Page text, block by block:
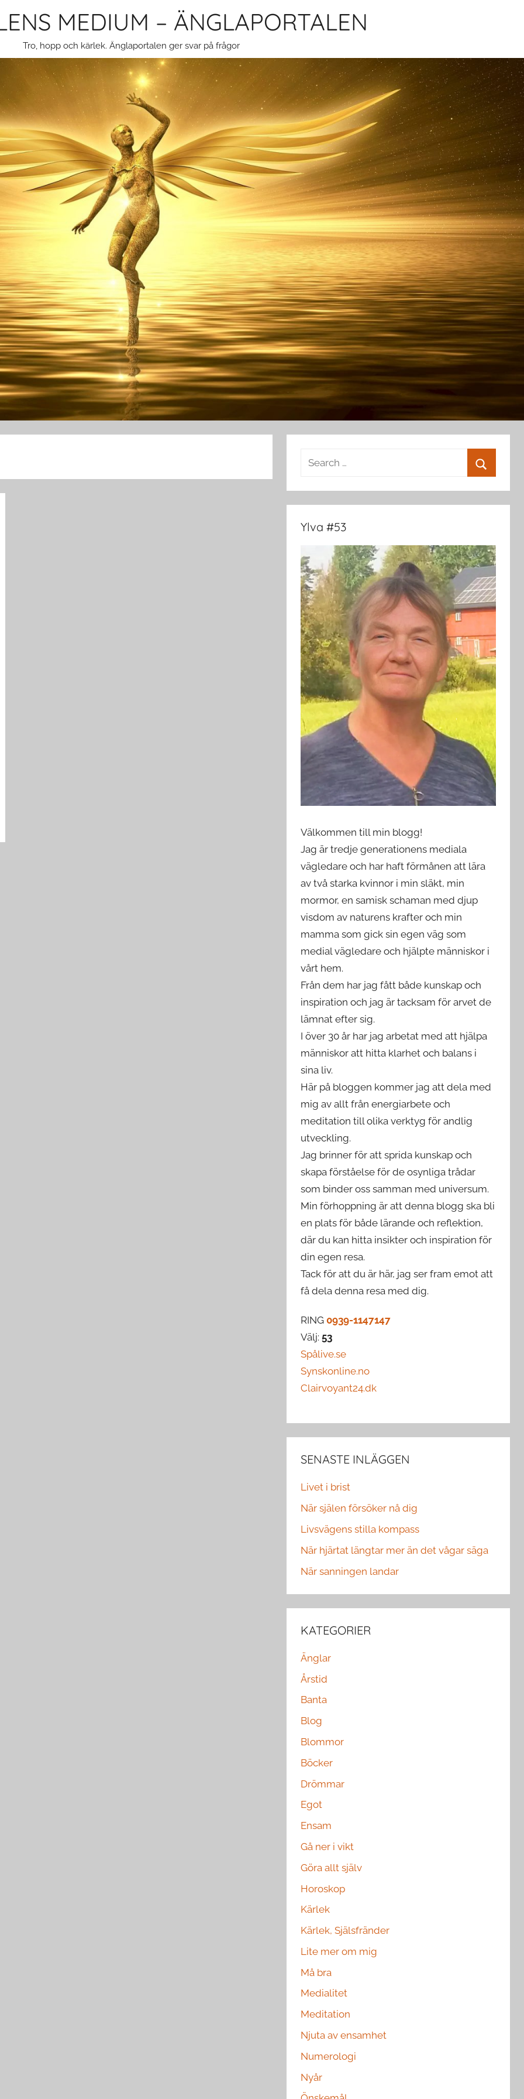
MEDIUM – ÄNGLAPORTALEN
Tro, hopp och kärlek. Änglaportalen ger svar på frågor
Search
Ylva #53
Välkommen till min blogg!
Jag är tredje generationens mediala
vägledare och har haft förmånen att lära
av två starka kvinnor i min släkt, min
mormor, en samisk schaman med djup
visdom av naturens krafter och min
mamma som gick sin egen väg som
medial vägledare och hjälpte människor i
vårt hem.
Från dem har jag fått både kunskap och
inspiration och jag är tacksam för arvet de
lämnat efter sig.
I över 30 år har jag arbetat med att hjälpa
människor att hitta klarhet och balans i
sina liv.
Här på bloggen kommer jag att dela med
mig av allt från energiarbete och
meditation till olika verktyg för andlig
utveckling.
Jag brinner för att sprida kunskap och
skapa förståelse för de osynliga trådar
som binder oss samman med universum.
Min förhoppning är att denna blogg ska bli
en plats för både lärande och reflektion,
där du kan hitta insikter och inspiration för
din egen resa.
Tack för att du är här, jag ser fram emot att
få dela denna resa med dig.
RING0939-1147147
Välj:53
Spålive.se
Synskonline.no
Clairvoyant24.dk
SENASTE INLÄGGEN
Livet i brist
När själen försöker nå dig
Livsvägens stilla kompass
När hjärtat längtar mer än det vågar säga
När sanningen landar
KATEGORIER
Änglar
Årstid
Banta
Blog
Blommor
Böcker
Drömmar
Egot
Ensam
Gå ner i vikt
Göra allt själv
Horoskop
Kärlek
Kärlek, Själsfränder
Lite mer om mig
Må bra
Medialitet
Meditation
Njuta av ensamhet
Numerologi
Nyår